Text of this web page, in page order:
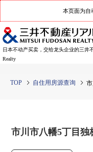
本页面为自
日本不动产买卖，交给龙头企业的三井
Realty
TOP 自住用房源查询
市川市八幡5丁目独